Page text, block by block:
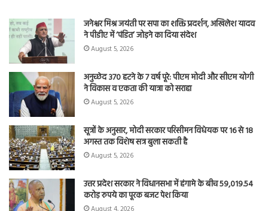
जनेश्वर मिश्र जयंती पर सपा का शक्ति प्रदर्शन, अखिलेश यादव
ने पीडीए में ‘पंडित’ जोड़ने का दिया संदेश
August 5, 2026
अनुच्छेद 370 हटने के 7 वर्ष पूरे: पीएम मोदी और सीएम योगी
ने विकास व एकता की यात्रा को सराहा
August 5, 2026
सूत्रों के अनुसार, मोदी सरकार परिसीमन विधेयक पर 16 से 18
अगस्त तक विशेष सत्र बुला सकती है
August 5, 2026
उत्तर प्रदेश सरकार ने विधानसभा में हंगामे के बीच 59,019.54
करोड़ रुपये का पूरक बजट पेश किया